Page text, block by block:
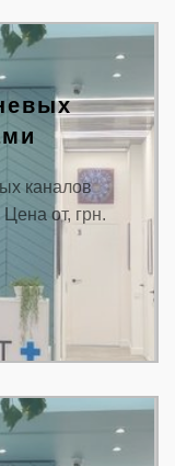
каналов
от, грн.